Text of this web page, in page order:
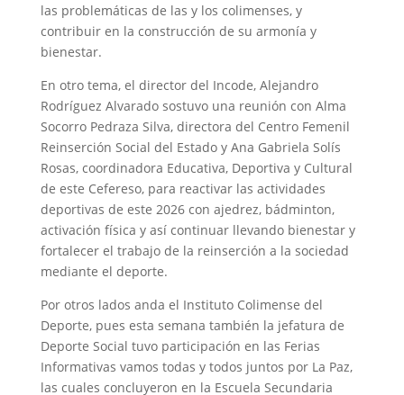
las problemáticas de las y los colimenses, y
contribuir en la construcción de su armonía y
bienestar.
En otro tema, el director del Incode, Alejandro
Rodríguez Alvarado sostuvo una reunión con Alma
Socorro Pedraza Silva, directora del Centro Femenil
Reinserción Social del Estado y Ana Gabriela Solís
Rosas, coordinadora Educativa, Deportiva y Cultural
de este Cefereso, para reactivar las actividades
deportivas de este 2026 con ajedrez, bádminton,
activación física y así continuar llevando bienestar y
fortalecer el trabajo de la reinserción a la sociedad
mediante el deporte.
Por otros lados anda el Instituto Colimense del
Deporte, pues esta semana también la jefatura de
Deporte Social tuvo participación en las Ferias
Informativas vamos todas y todos juntos por La Paz,
las cuales concluyeron en la Escuela Secundaria